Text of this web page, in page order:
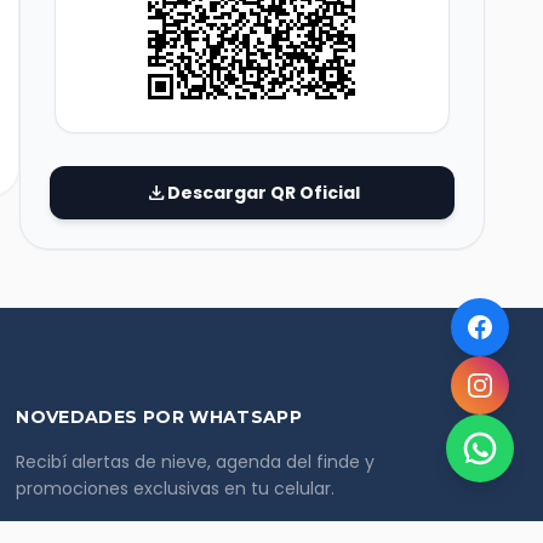
downloadDescargar QR Oficial
NOVEDADES POR WHATSAPP
Recibí alertas de nieve, agenda del finde y
promociones exclusivas en tu celular.